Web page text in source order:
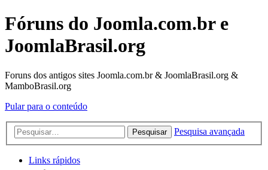
Fóruns do Joomla.com.br e
JoomlaBrasil.org
Foruns dos antigos sites Joomla.com.br & JoomlaBrasil.org &
MamboBrasil.org
Pular para o conteúdo
Pesquisar Pesquisa avançada
Links rápidos